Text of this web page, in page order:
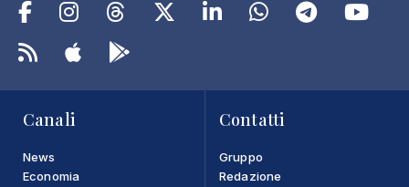
Canali
News
Economia
Contatti
Gruppo
Redazione